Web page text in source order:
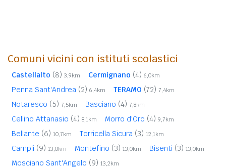
Comuni vicini con istituti scolastici
Castellalto (8) 3,9km Cermignano (4) 6,0km
Penna Sant'Andrea (2) 6,4km TERAMO (72) 7,4km
Notaresco (5) 7,5km Basciano (4) 7,8km
Cellino Attanasio (4) 8,1km Morro d'Oro (4) 9,7km
Bellante (6) 10,7km Torricella Sicura (3) 12,1km
Campli (9) 13,0km Montefino (3) 13,0km Bisenti (3) 13,0km
Mosciano Sant'Angelo (9) 13,2km